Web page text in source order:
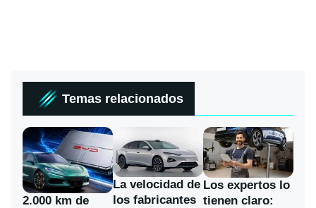
Temas relacionados
2.000 km de
La velocidad de
los fabricantes
Los expertos lo
tienen claro: